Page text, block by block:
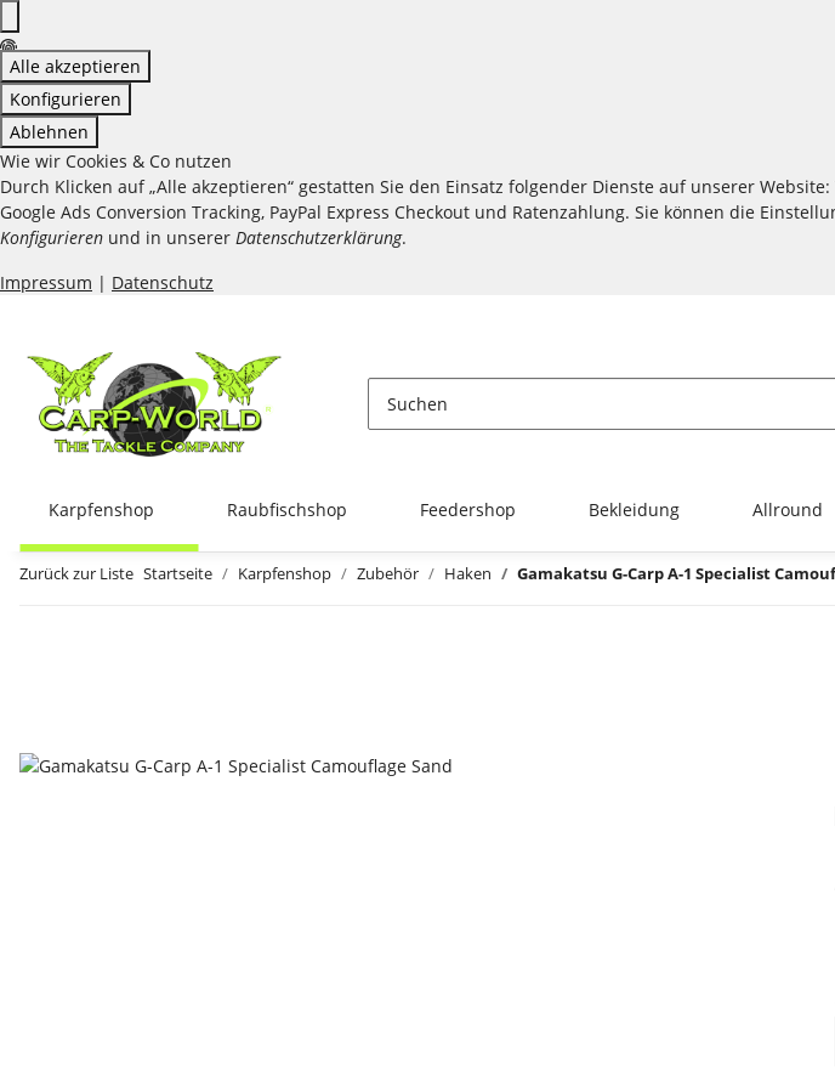
Alle akzeptieren
Konfigurieren
Ablehnen
Wie wir Cookies & Co nutzen
Durch Klicken auf „Alle akzeptieren“ gestatten Sie den Einsatz folgender Dienste auf unserer
Google Ads Conversion Tracking, PayPal Express Checkout und Ratenzahlung. Sie können die
Konfigurieren und in unserer Datenschutzerklärung.
Impressum | Datenschutz
Karpfenshop Raubfischshop Feedershop Bekleidung Allround
Zurück zur Liste Startseite Karpfenshop Zubehör Haken Gamakatsu G-Carp A-1 Specialist